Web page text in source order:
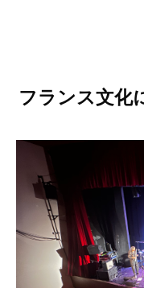
フランス文化に触れる魅力的なアクテ